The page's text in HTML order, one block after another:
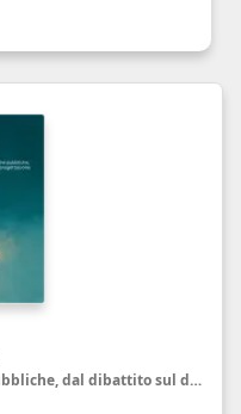
Evidenze scientifiche e politiche pubbliche, dal dibattito sul divieto alla riprogettazione delle piattaforme